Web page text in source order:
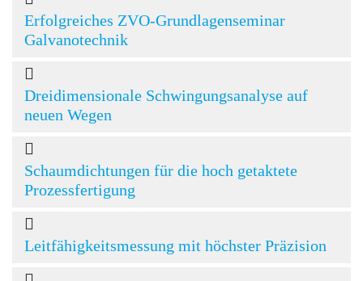
Erfolgreiches ZVO-Grundlagenseminar
Galvanotechnik
Dreidimensionale Schwingungsanalyse auf
neuen Wegen
Schaumdichtungen für die hoch getaktete
Prozessfertigung
Leitfähigkeitsmessung mit höchster Präzision